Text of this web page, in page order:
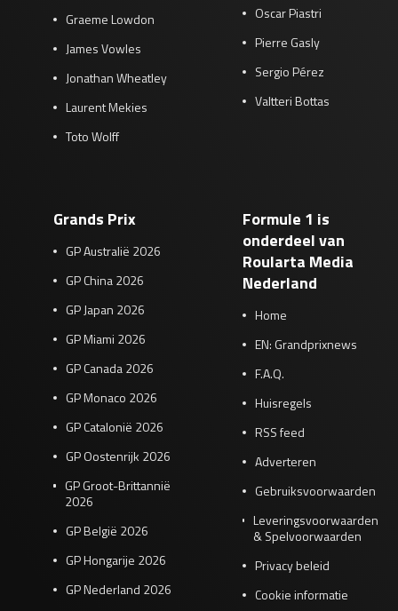
Graeme Lowdon
James Vowles
Jonathan Wheatley
Laurent Mekies
Toto Wolff
Oscar Piastri
Pierre Gasly
Sergio Pérez
Valtteri Bottas
Grands Prix
GP Australië 2026
GP China 2026
GP Japan 2026
GP Miami 2026
GP Canada 2026
GP Monaco 2026
GP Catalonië 2026
GP Oostenrijk 2026
GP Groot-Brittannië
2026
GP België 2026
GP Hongarije 2026
GP Nederland 2026
Formule 1 is
onderdeel van
Roularta Media
Nederland
Home
EN: Grandprixnews
F.A.Q.
Huisregels
RSS feed
Adverteren
Gebruiksvoorwaarden
Leveringsvoorwaarden
& Spelvoorwaarden
Privacy beleid
Cookie informatie